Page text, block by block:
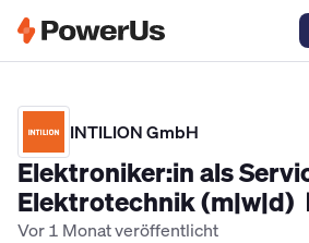
INTILION GmbH
Elektroniker:in als
Elektrotechnik (m|w|d)
Vor 1 Monat veröffentlicht